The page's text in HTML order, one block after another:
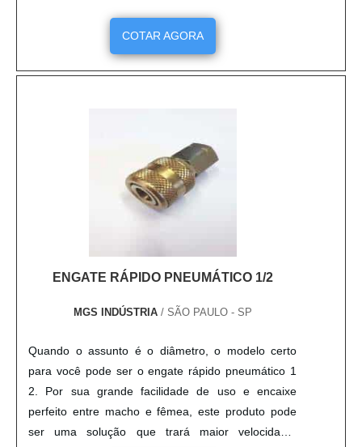
quando nas proximidades. Isso pode ser feito em
forma através de um painel, computador ou mesmo
por um botão local que normalmente conhecido
como acionamento de emergência (com o uso de
COTAR AGORA
ENGATE RÁPIDO PNEUMÁTICO 1/2
MGS INDÚSTRIA/ SÃO PAULO - SP
Quando o assunto é o diâmetro, o modelo certo
para você pode ser o engate rápido pneumático 1
2. Por sua grande facilidade de uso e encaixe
perfeito entre macho e fêmea, este produto pode
ser uma solução que trará maior velocidade,